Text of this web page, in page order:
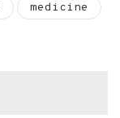
medicine